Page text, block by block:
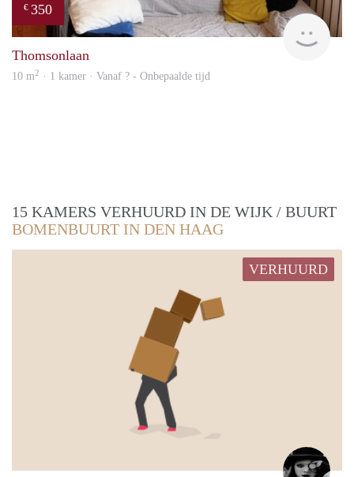
€ 350
Thomsonlaan
10 m2 · 1 kamer · Vanaf ? - Onbepaalde tijd
15 KAMERS VERHUURD IN DE WIJK / BUURT
BOMENBUURT IN DEN HAAG
VERHUURD